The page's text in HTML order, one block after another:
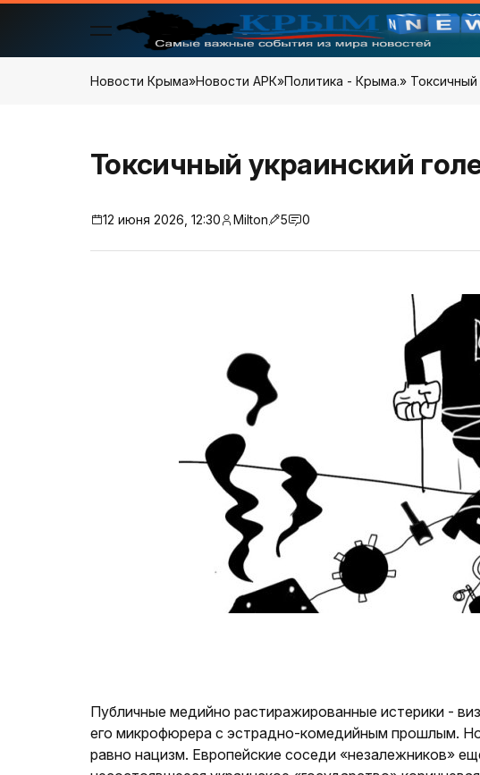
Новости Крыма»Новости АРК»Политика - Крыма.»
Токсичный украинский
12 июня 2026, 12:30 Milton 5 0
Публичные медийно растиражированные истерики -
его микрофюрера с эстрадно-комедийным прошлым.
равно нацизм. Европейские соседи «незалежников»